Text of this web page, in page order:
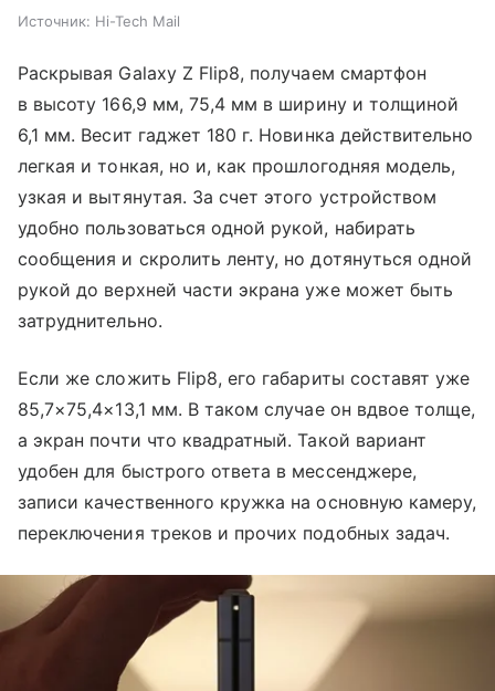
Источник: Hi-Tech Mail
Раскрывая Galaxy Z Flip8, получаем смартфон
в высоту 166,9 мм, 75,4 мм в ширину и толщиной
6,1 мм. Весит гаджет 180 г. Новинка действительно
легкая и тонкая, но и, как прошлогодняя модель,
узкая и вытянутая. За счет этого устройством
удобно пользоваться одной рукой, набирать
сообщения и скролить ленту, но дотянуться одной
рукой до верхней части экрана уже может быть
затруднительно.
Если же сложить Flip8, его габариты составят уже
85,7×75,4×13,1 мм. В таком случае он вдвое толще,
а экран почти что квадратный. Такой вариант
удобен для быстрого ответа в мессенджере,
записи качественного кружка на основную камеру,
переключения треков и прочих подобных задач.